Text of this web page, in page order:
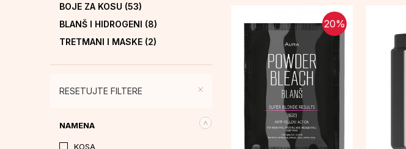
BOJE ZA KOSU (53)
BLANŠ I HIDROGENI (8)
TRETMANI I MASKE (2)
RESETUJTE FILTERE
NAMENA
KOSA
20%